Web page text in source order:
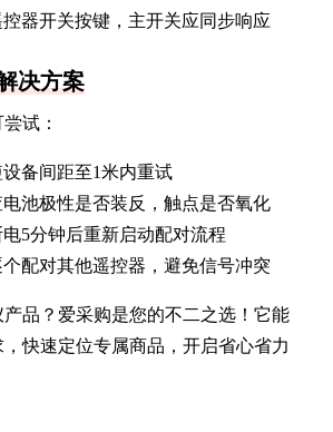
器开关按键，主开关应同步响应
决方案
试：
设备间距至1米内重试
电池极性是否装反，触点是否氧化
电5分钟后重新启动配对流程
配对其他遥控器，避免信号冲突
品？爱采购是您的不二之选！它能
快速定位专属商品，开启省心省力